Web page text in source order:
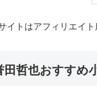
イトはアフィリエイ
田哲也おすすめ